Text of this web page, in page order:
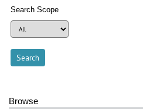
Search Scope
Browse